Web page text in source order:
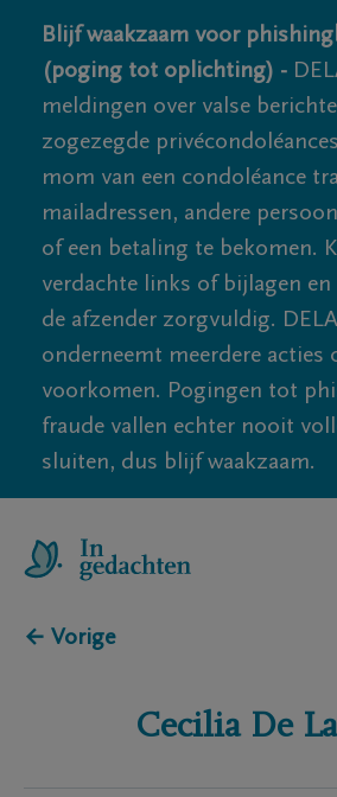
Blijf waakzaam voor
(poging tot oplichting) -
meldingen over valse
zogezegde
mom van een condoléance
mailadressen, andere
of een betaling te bekomen.
verdachte links of bijlagen
de afzender zorgvuldig. DELA
onderneemt meerdere acties
voorkomen. Pogingen tot
fraude vallen echter nooit
sluiten, dus blijf waakzaam.
← Vorige
Cecilia De